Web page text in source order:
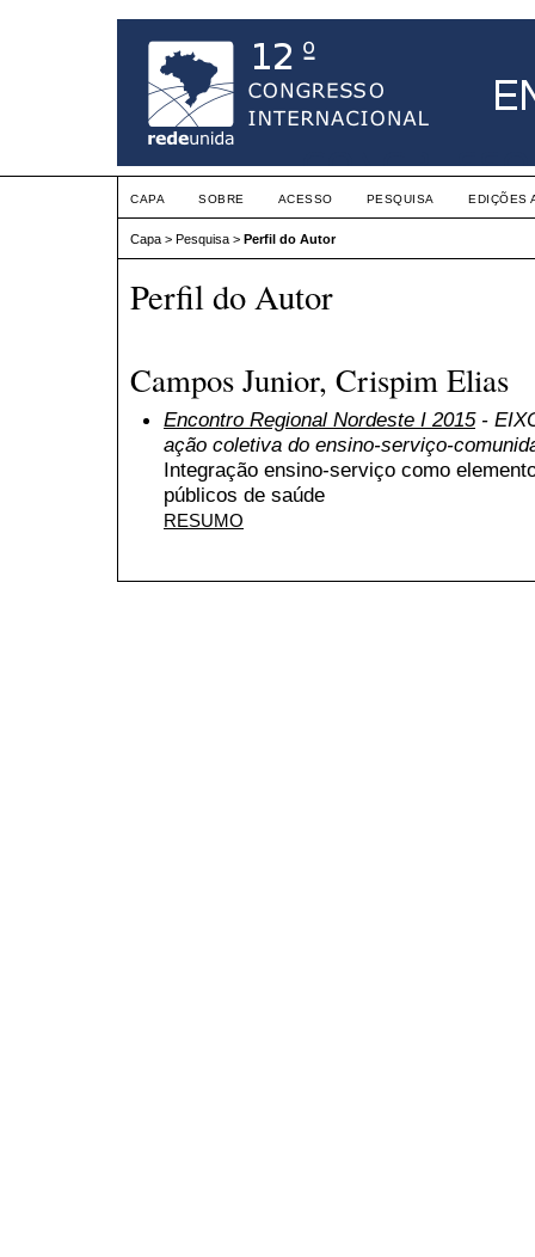
CAPA SOBRE ACESSO PESQUISA EDIÇÕES
Capa > Pesquisa > Perfil do Autor
Perfil do Autor
Campos Junior, Crispim Elias
Encontro Regional Nordeste I 2015-
ação coletiva do ensino-serviço-
Integração ensino-serviço como
públicos de saúde
RESUMO